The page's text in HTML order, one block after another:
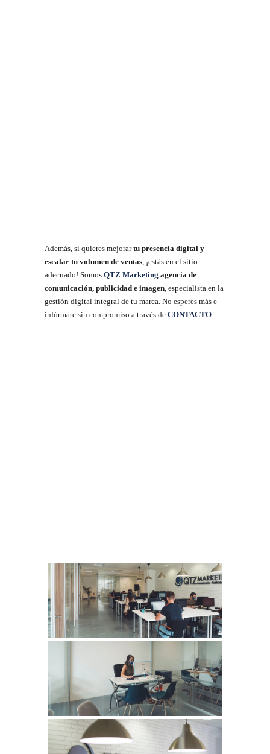
Además, si quieres mejorartu presencia digital y
escalar tu volumen de ventas , ¡estás en el sitio
adecuado! Somos QTZ Marketing agencia de
comunicación, publicidad e imagen , especialista en la
gestión digital integral de tu marca. No esperes más e
infórmate sin compromiso a través de CONTACTO